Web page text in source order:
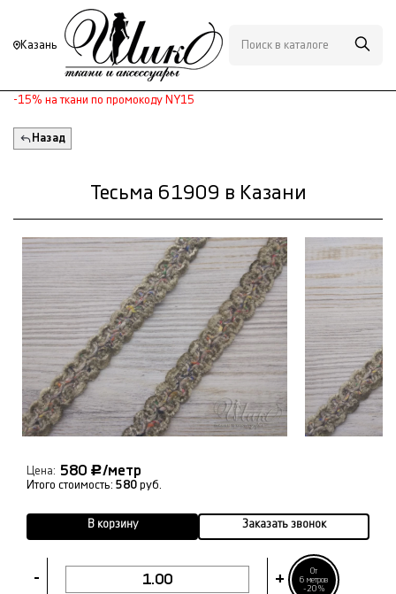
Казань
-15% на ткани по промокоду NY15
Назад
Тесьма 61909 в Казани
- +
От
6 метров
-20%
Цена: 580 Р/метр
Итого стоимость: 580 руб.
В корзину Заказать звонок